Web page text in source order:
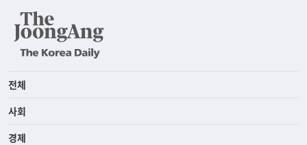
전체
사회
경제